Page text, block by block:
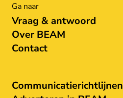
Ga naar
Vraag & antwoord
Over BEAM
Contact
Communicatierichtlijnen